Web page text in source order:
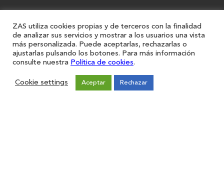
ZAS utiliza cookies propias y de terceros con la finalidad
de analizar sus servicios y mostrar a los usuarios una vista
más personalizada. Puede aceptarlas, rechazarlas o
ajustarlas pulsando los botones. Para más información
consulte nuestra Política de cookies.
Cookie settings Aceptar Rechazar